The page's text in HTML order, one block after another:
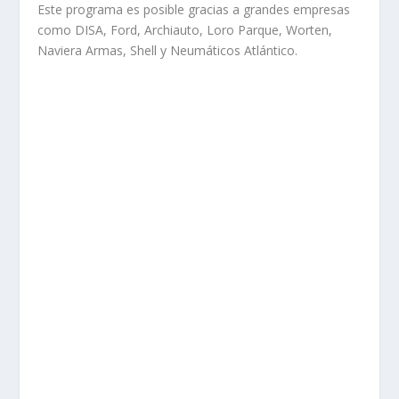
Este programa es posible gracias a grandes empresas
como DISA, Ford, Archiauto, Loro Parque, Worten,
Naviera Armas, Shell y Neumáticos Atlántico.